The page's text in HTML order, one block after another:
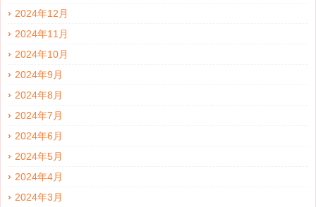
2024年12月
2024年11月
2024年10月
2024年9月
2024年8月
2024年7月
2024年6月
2024年5月
2024年4月
2024年3月